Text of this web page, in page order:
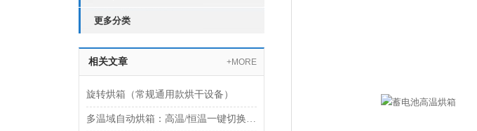
更多分类
相关文章 +MORE
旋转烘箱（常规通用款烘干设备）
多温域自动烘箱：高温/恒温一键切换 适配多元场景 守护多种物料